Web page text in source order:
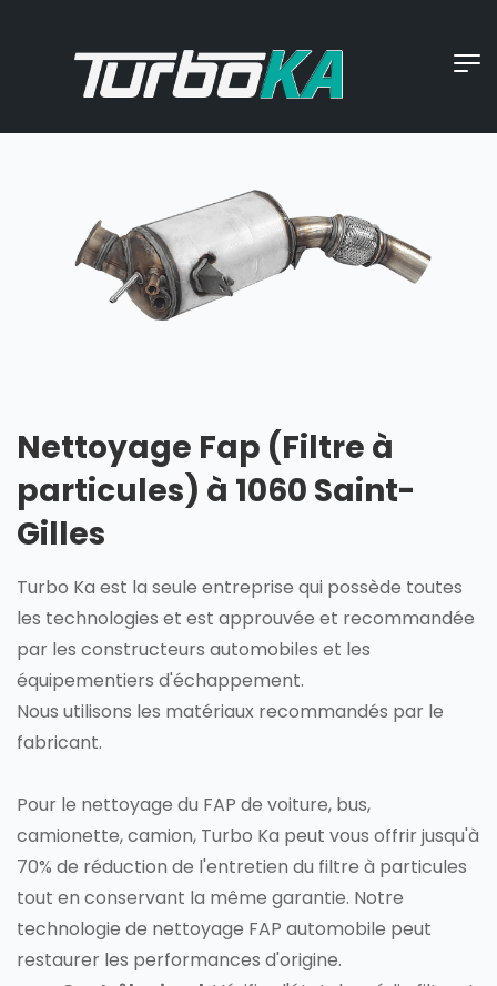
Nettoyage Fap (Filtre à
particules) à 1060 Saint-
Gilles
Turbo Ka est la seule entreprise qui possède toutes
les technologies et est approuvée et recommandée
par les constructeurs automobiles et les
équipementiers d'échappement.
Nous utilisons les matériaux recommandés par le
fabricant.
Pour le nettoyage du FAP de voiture, bus,
camionette, camion, Turbo Ka peut vous offrir jusqu'à
70% de réduction de l'entretien du filtre à particules
tout en conservant la même garantie. Notre
technologie de nettoyage FAP automobile peut
restaurer les performances d'origine.